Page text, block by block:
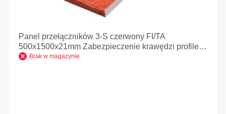
Panel przełączników 3-S czerwony FI/TA
500x1500x21mm Zabezpieczenie krawędzi profilem
E
Brak w magazynie